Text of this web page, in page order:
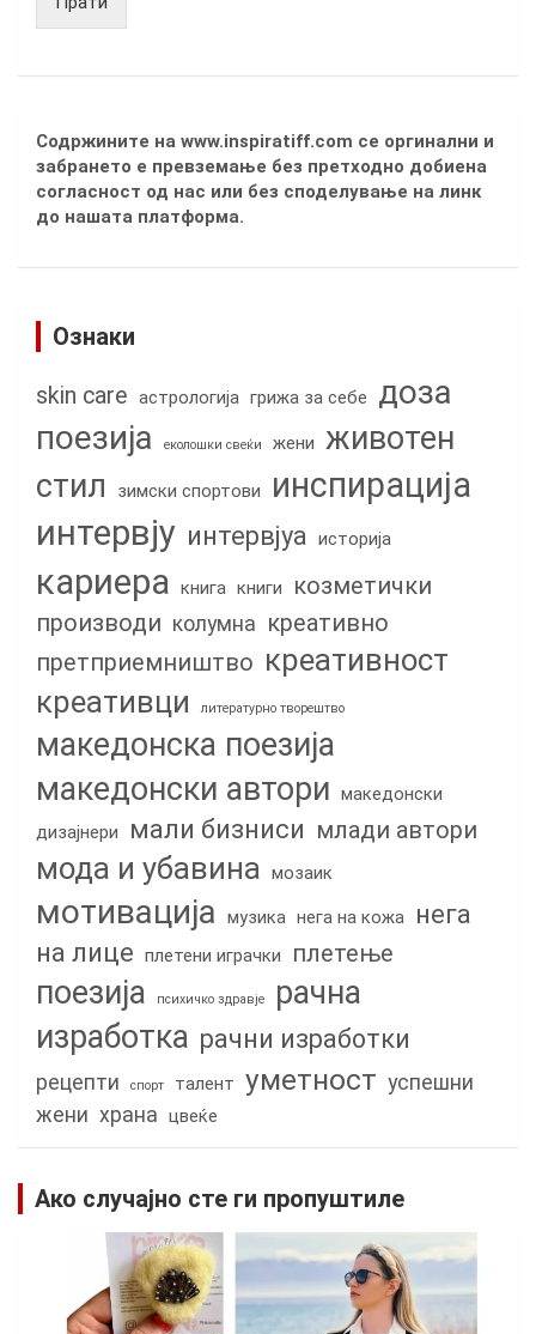
Содржините на www.inspiratiff.com се оргинални и
забрането е превземање без претходно добиена
согласност од нас или без споделување на линк
до нашата платформа.
Ознаки
skin care астрологија грижа за себе
доза
поезија
еколошки свеќи жени животен
стил
зимски спортови
инспирација
интервју интервјуа историја
кариера книга книги
козметички
производи колумна креативно
претприемништво креативност
креативци
литературно творештво
македонска поезија
македонски автори македонски
дизајнери
мали бизниси млади автори
мода и убавина мозаик
мотивација музика нега на кожа
нега
на лице плетени играчки плетење
поезија психичко здравје
рачна
изработка рачни изработки
рецепти спорт талент уметност успешни
жени храна цвеќе
Ако случајно сте ги пропуштиле